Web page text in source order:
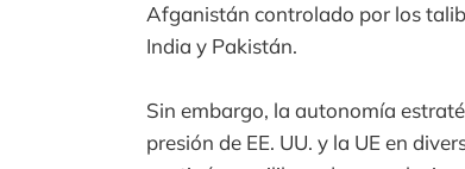
Afganistán controlado por los
India y Pakistán.
Sin embargo, la autonomía
presión de EE. UU. y la UE en